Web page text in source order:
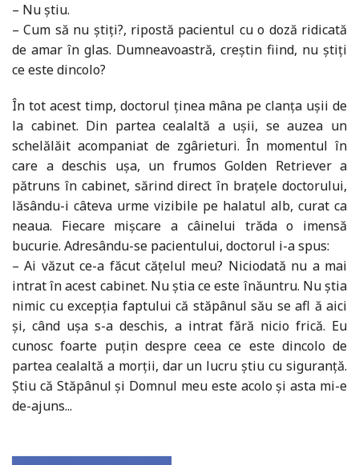
– Nu știu.
– Cum să nu știți?, ripostă pacientul cu o doză ridicată
de amar în glas. Dumneavoastră, creștin fiind, nu știți
ce este dincolo?
În tot acest timp, doctorul ținea mâna pe clanța ușii de
la cabinet. Din partea cealaltă a ușii, se auzea un
schelălăit acompaniat de zgârieturi. În momentul în
care a deschis ușa, un frumos Golden Retriever a
pătruns în cabinet, sărind direct în brațele doctorului,
lăsându-i câteva urme vizibile pe halatul alb, curat ca
neaua. Fiecare mișcare a câinelui trăda o imensă
bucurie. Adresându-se pacientului, doctorul i-a spus:
– Ai văzut ce-a făcut cățelul meu? Niciodată nu a mai
intrat în acest cabinet. Nu știa ce este înăuntru. Nu știa
nimic cu excepția faptului că stăpânul său se afl ă aici
și, când ușa s-a deschis, a intrat fără nicio frică. Eu
cunosc foarte puțin despre ceea ce este dincolo de
partea cealaltă a morții, dar un lucru știu cu siguranță.
Știu că Stăpânul și Domnul meu este acolo și asta mi-e
de-ajuns...